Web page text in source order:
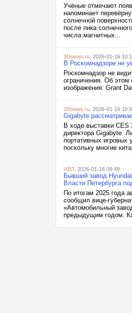
Учёные отмечают
напоминает
солнечной
после пика
числа магнитных...
3Dnews.ru , 2026-01-16
В Роскомнадзоре не
Роскомнадзор не
ограничения. Об
изображения: Grant
3Dnews.ru , 2026-01-16
Gigabyte
В ходе выставки CES
директора Gigabyte.
портативных игровых
поскольку многие
iXBT, 2026-01-16 09:49
Бывший завод
Власти Петербурга
По итогам 2025 года
сообщил вице-
«Автомобильный
предыдущим годом.